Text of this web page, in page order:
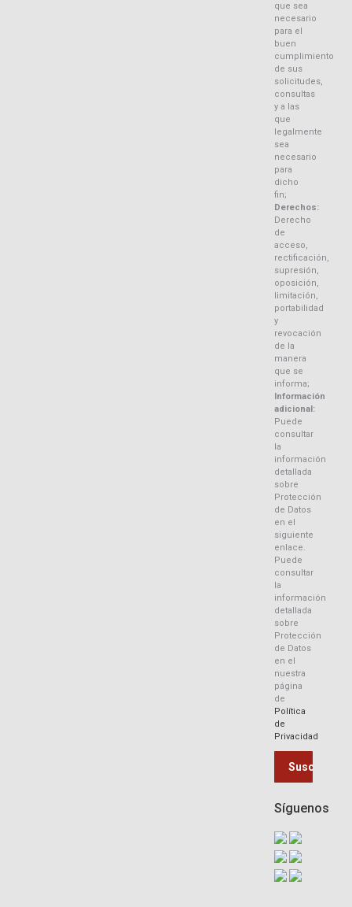
que sea
necesario
para el
buen
cumplimiento
de sus
solicitudes,
consultas
y a las
que
legalmente
sea
necesario
para
dicho
fin;
Derechos:
Derecho
de
acceso,
rectificación,
supresión,
oposición,
limitación,
portabilidad
y
revocación
de la
manera
que se
informa;
Información
adicional:
Puede
consultar
la
información
detallada
sobre
Protección
de Datos
en el
siguiente
enlace.
Puede
consultar
la
información
detallada
sobre
Protección
de Datos
en el
nuestra
página
de
Política
de
Privacidad
Síguenos